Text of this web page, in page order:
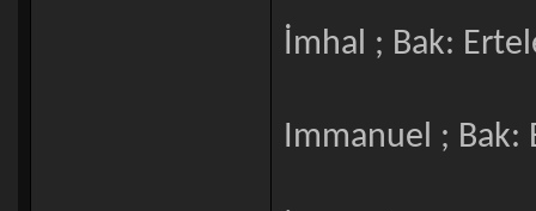
İmhal ; Bak:
Immanuel ; Bak: